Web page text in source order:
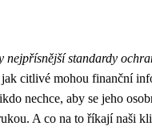
nejpřísnější standardy
citlivé mohou finanční
nechce, aby se jeho
A co na to říkají naši